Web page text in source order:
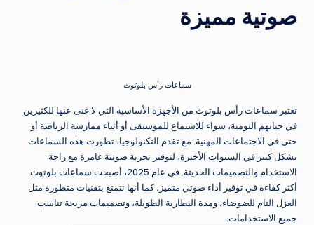
صوتية مميزة
سماعات رأس بلوتوث
تعتبر سماعات رأس بلوتوث من الأجهزة الأساسية التي لا غنى عنها للكثيرين
في حياتهم اليومية، سواء للاستماع للموسيقى أو أثناء ممارسة الرياضة أو
حتى في الاجتماعات المهنية. مع تقدم التكنولوجيا، تطورت هذه السماعات
بشكل كبير في السنوات الأخيرة، لتوفير تجربة صوتية غامرة مع راحة
الاستخدام والتصميمات الحديثة. في عام 2025، أصبحت سماعات بلوتوث
أكثر كفاءة في توفير أداء صوتي متميز، كما أنها تتمتع بتقنيات متطورة مثل
العزل التام للضوضاء، ومدة البطارية الطويلة، وتصميمات مريحة تناسب
جميع الاستخدامات.